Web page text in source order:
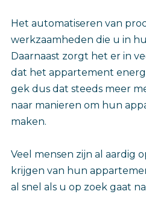
Het automatiseren van
werkzaamheden die u in
Daarnaast zorgt het er in
dat het appartement
gek dus dat steeds meer
naar manieren om hun
maken.
Veel mensen zijn al aardig
krijgen van hun
al snel als u op zoek gaat